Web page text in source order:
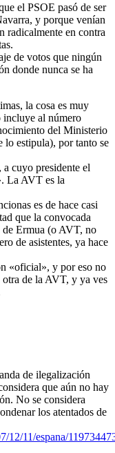
el PSOE pasó de ser
y porque venían
radicalmente en contra
de votos que ningún
donde nunca se ha
la cosa es muy
incluye al número
del Ministerio
lo estipula), por tanto se
cuyo presidente el
La AVT es la
es de hace casi
que la convocada
de Ermua (o AVT, no
de asistentes, ya hace
«oficial», y por eso no
otra de la AVT, y ya ves
de ilegalización
que aún no hay
No se considera
los atentados de
12/11/espana/